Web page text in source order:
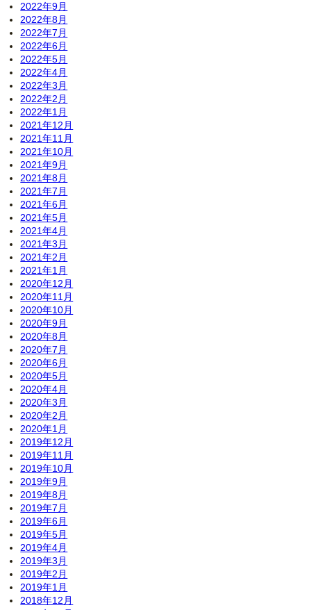
2022年9月
2022年8月
2022年7月
2022年6月
2022年5月
2022年4月
2022年3月
2022年2月
2022年1月
2021年12月
2021年11月
2021年10月
2021年9月
2021年8月
2021年7月
2021年6月
2021年5月
2021年4月
2021年3月
2021年2月
2021年1月
2020年12月
2020年11月
2020年10月
2020年9月
2020年8月
2020年7月
2020年6月
2020年5月
2020年4月
2020年3月
2020年2月
2020年1月
2019年12月
2019年11月
2019年10月
2019年9月
2019年8月
2019年7月
2019年6月
2019年5月
2019年4月
2019年3月
2019年2月
2019年1月
2018年12月